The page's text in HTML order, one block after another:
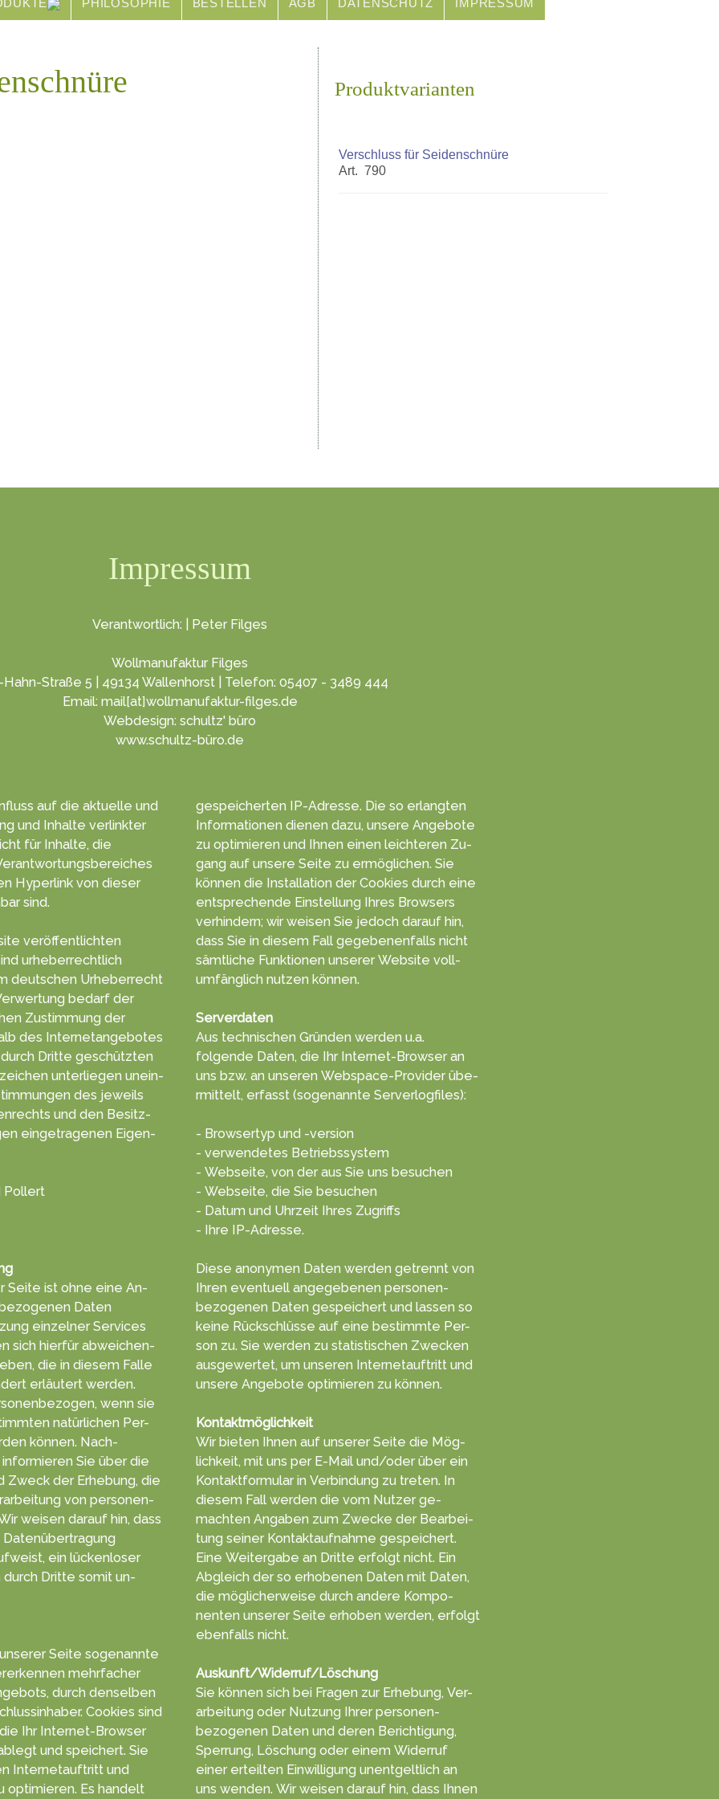
PHILOSOPHIE BESTELLEN AGB DATENSCHUTZ IMPRESSUM
Produktvarianten
Verschluss für Seidenschnüre
Art. 790
Impressum
Verantwortlich: | Peter Filges
Wollmanufaktur Filges
Straße 5 | 49134 Wallenhorst | Telefon: 05407 - 3489 444
Email: mail[at]wollmanufaktur-filges.de
Webdesign: schultz' büro
www.schultz-büro.de
auf die aktuelle und
und Inhalte verlinkter
für Inhalte, die
sind.
veröffentlichten
urheber­rechtlich
bedarf der
der
des Internetangebotes
geschützten
unter­liegen unein­
des jeweils
und den Besitz­
einge­tragenen Eigen­
Pollert
Seite ist ohne eine An­
Daten
einzelner Ser­vices
sich hierfür ab­wei­chen­
die in diesem Falle
erläu­tert werden.
wenn sie
na­tür­lichen Per­
können. Nach­
Sie über die
Zweck der Er­he­bung, die
von personen­
ein lücken­loser
durch Dritte somit un­
Seite so­genann­te
mehr­facher
durch den­selben
Cookies sind
Ihr Inter­net-Browser
und spei­chert. Sie
Inter­netauf­tritt und
opti­mie­ren. Es han­delt
ge­speicher­ten ­IP-Adresse. Die so er­langten
Infor­matio­nen die­nen da­zu, unsere An­gebo­te
zu opti­mie­ren und Ihnen einen leich­teren Zu­
gang auf unsere Sei­te zu ermög­lichen. Sie
kön­nen die In­stal­la­tion der Cookies durch eine
ent­sprechen­de Ein­stel­lung Ihres Browsers
ver­hindern; wir wei­sen Sie je­doch da­rauf hin,
dass Sie in diesem Fall ge­ge­benen­falls nicht
sämt­liche Funk­tionen unserer Web­site voll­
umfäng­lich nut­zen kön­nen.
Serverdaten
Aus tech­nischen Gründ­en werden u.a.
folgende Da­ten, die Ihr Inter­net-Browser an
uns bzw. an unseren Web­space-Provider übe­
rmittelt, erf­asst (soge­nannte Serve­rlogf­iles):
- Browsertyp und -version
- verwendetes Betriebssystem
- Webseite, von der aus Sie uns besuchen
- Webseite, die Sie besuchen
- Datum und Uhrzeit Ihres Zugriffs
- Ihre IP-Adresse.
Diese anonymen Daten wer­den getrennt von
Ihren even­tuell ange­gebenen personen­
bezogenen Da­ten ge­speichert und lassen so
keine Rück­schlüsse auf eine be­stimmte Per­
son zu. Sie wer­den zu statis­tischen Zwecken
aus­gewertet, um unseren Internet­auftritt und
unsere An­gebote opti­mieren zu kön­nen.
Kontaktmöglichkeit
Wir bieten Ihnen auf unserer Sei­te die Mög­
lich­keit, mit uns per E-Mail und/oder über ein
Kontakt­formu­lar in Ver­bin­dung zu tret­en. In
die­sem Fall werden die vom Nut­zer ge­
machten An­gab­en zum Zwecke der Be­arbei­
tung seiner Kontakt­aufnahme ge­speichert.
Eine Weiter­gabe an Dritte erfolgt nicht. Ein
Ab­gleich der so erho­benen Da­ten mit Da­ten,
die mög­licher­weise durch andere Kompo­
nenten unserer Sei­te erhoben werden, er­folgt
eben­falls nicht.
Auskunft/Widerruf/Löschung
Sie können sich bei Fra­gen zur Er­heb­ung, Ver­
arbei­tung oder Nut­zung Ihrer personen­
bezoge­nen Da­ten und deren Berich­tigung,
Sper­rung, Lö­schung oder einem Wider­ruf
einer erteil­ten Ein­willigung unent­gelt­lich an
uns wen­den. Wir wei­sen darauf hin, dass Ihnen